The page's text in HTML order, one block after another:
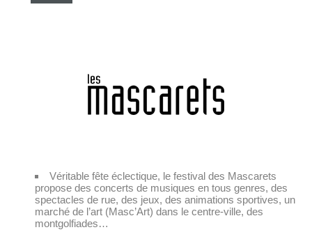
Véritable fête éclectique, le festival des Mascarets
propose des concerts de musiques en tous genres, des
spectacles de rue, des jeux, des animations sportives, un
marché de l’art (Masc’Art) dans le centre-ville, des
montgolfiades…